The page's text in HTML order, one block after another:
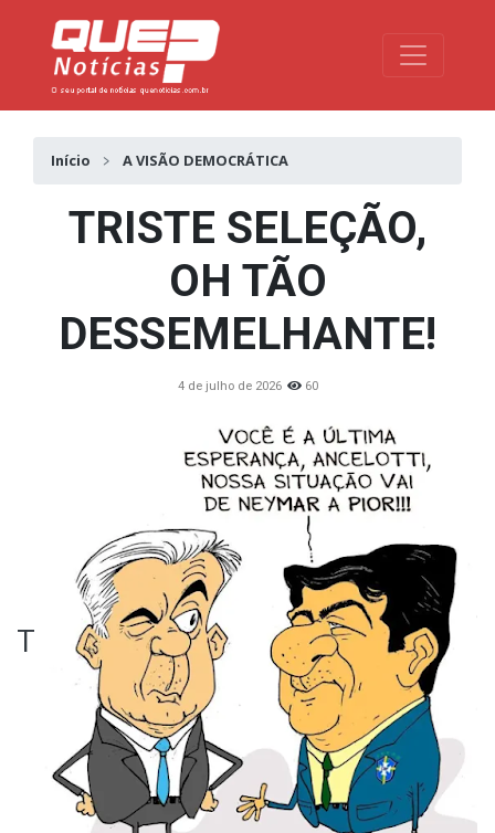
Toggle
Início A VISÃO DEMOCRÁTICA
TRISTE SELEÇÃO,
OH TÃO
DESSEMELHANTE!
4 de julho de 2026 60
T